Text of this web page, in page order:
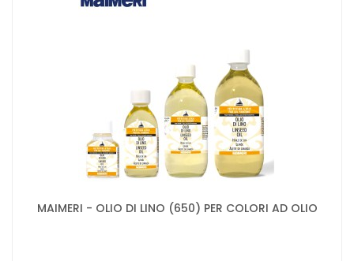
MAIMERI - OLIO DI LINO (650) PER COLORI AD OLIO